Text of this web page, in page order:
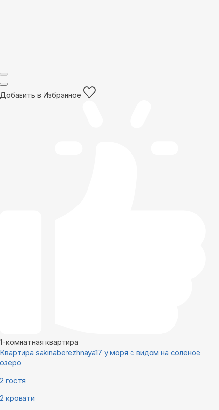
Добавить в Избранное
1-комнатная квартира
Квартира sakinaberezhnaya17 у моря с видом на соленое
озеро
2 гостя
2 кровати